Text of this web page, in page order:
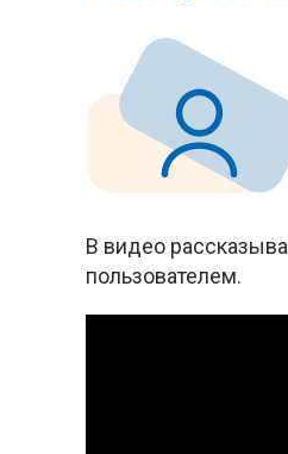
В видео
пользователем.